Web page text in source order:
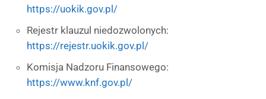
https://uokik.gov.pl/
Rejestr klauzul niedozwolonych:
https://rejestr.uokik.gov.pl/
Komisja Nadzoru Finansowego:
https://www.knf.gov.pl/